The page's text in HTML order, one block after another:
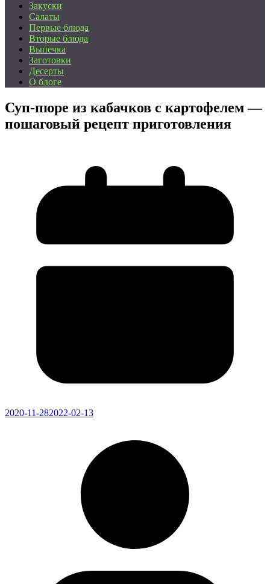
Закуски
Салаты
Первые блюда
Вторые блюда
Выпечка
Заготовки
Десерты
О блоге
Суп-пюре из кабачков с картофелем —
пошаговый рецепт приготовления
2020-11-282022-02-13